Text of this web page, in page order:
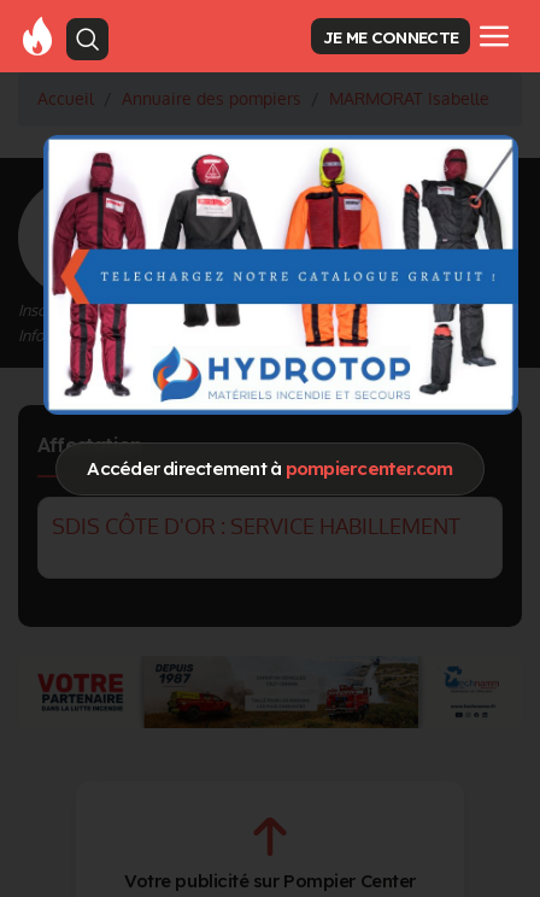
Accéder directement à pompiercenter.com
JE ME CONNECTE
Accueil Annuaire des pompiers MARMORAT Isabelle
<Retour à la liste des pompiers
MARMORAT Isabelle
Inscrit depuis le 14/09/2020 à 21:32
Informations mises à jour le 03/10/2020 à 12:10
Affectation
SDIS CÔTE D'OR : SERVICE HABILLEMENT
Votre publicité sur Pompier Center